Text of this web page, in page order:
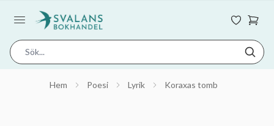
Hem Poesi Lyrik Koraxas tomb